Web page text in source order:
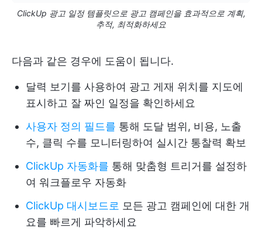
ClickUp 광고 일정 템플릿으로 광고 캠페인을 효과적으로 계획,
추적, 최적화하세요
다음과 같은 경우에 도움이 됩니다.
달력 보기를 사용하여 광고 게재 위치를 지도에
표시하고 잘 짜인 일정을 확인하세요
사용자 정의 필드를 통해 도달 범위, 비용, 노출
수, 클릭 수를 모니터링하여 실시간 통찰력 확보
ClickUp 자동화를 통해 맞춤형 트리거를 설정하
여 워크플로우 자동화
ClickUp 대시보드로 모든 광고 캠페인에 대한 개
요를 빠르게 파악하세요